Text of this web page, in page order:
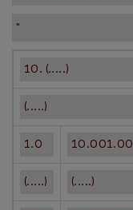
"
10. (.....)
(.....)
1.0 10.001.00
(.....) (.....)